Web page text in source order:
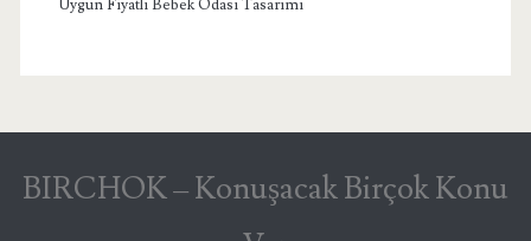
Uygun Fiyatlı Bebek Odası Tasarımı
BIRCHOK – Konuşacak Birçok Konu